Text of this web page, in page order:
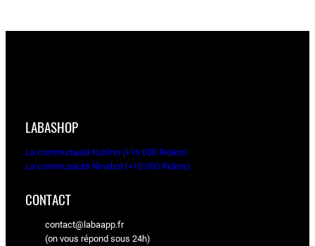
LABASHOP
La communauté KuKirin (+16 000 Riders)
La communauté Ninebot (+10 000 Riders)
CONTACT
contact@labaapp.fr
(on vous répond sous 24h)